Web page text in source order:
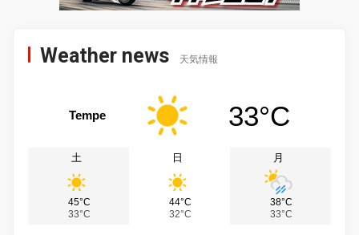
Weather news 天気情報
Tempe 33°C
土
45°C
33°C
日
44°C
32°C
月
38°C
33°C